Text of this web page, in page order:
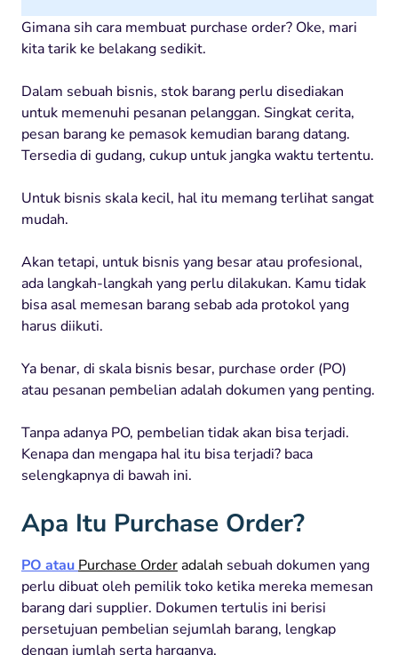
Gimana sih cara membuat purchase order? Oke, mari
kita tarik ke belakang sedikit.
Dalam sebuah bisnis, stok barang perlu disediakan
untuk memenuhi pesanan pelanggan. Singkat cerita,
pesan barang ke pemasok kemudian barang datang.
Tersedia di gudang, cukup untuk jangka waktu tertentu.
Untuk bisnis skala kecil, hal itu memang terlihat sangat
mudah.
Akan tetapi, untuk bisnis yang besar atau profesional,
ada langkah-langkah yang perlu dilakukan. Kamu tidak
bisa asal memesan barang sebab ada protokol yang
harus diikuti.
Ya benar, di skala bisnis besar, purchase order (PO)
atau pesanan pembelian adalah dokumen yang penting.
Tanpa adanya PO, pembelian tidak akan bisa terjadi.
Kenapa dan mengapa hal itu bisa terjadi? baca
selengkapnya di bawah ini.
Apa Itu Purchase Order?
PO atau Purchase Orderadalah sebuah dokumen yang
perlu dibuat oleh pemilik toko ketika mereka memesan
barang dari supplier. Dokumen tertulis ini berisi
persetujuan pembelian sejumlah barang, lengkap
dengan jumlah serta harganya.